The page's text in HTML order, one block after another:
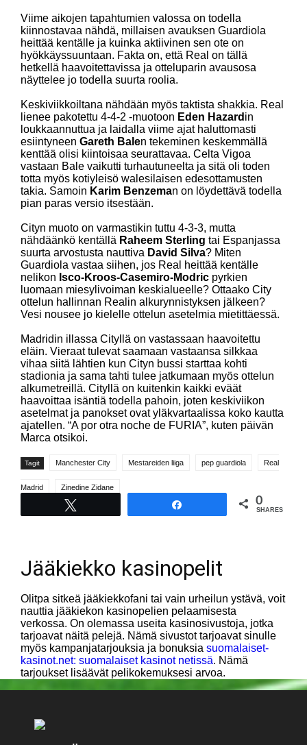
Viime aikojen tapahtumien valossa on todella
kiinnostavaa nähdä, millaisen avauksen Guardiola
heittää kentälle ja kuinka aktiivinen sen ote on
hyökkäyssuuntaan. Fakta on, että Real on tällä
hetkellä haavoitettavissa ja otteluparin avausosa
näyttelee jo todella suurta roolia.
Keskiviikkoiltana nähdään myös taktista shakkia. Real
lienee pakotettu 4-4-2 -muotoon Eden Hazard in
loukkaannuttua ja laidalla viime ajat haluttomasti
esiintyneen Gareth Balen tekeminen keskemmällä
kenttää olisi kiintoisaa seurattavaa. Celta Vigoa
vastaan Bale vaikutti turhautuneelta ja sitä oli toden
totta myös kotiyleisö walesilaisen edesottamusten
takia. Samoin Karim Benzeman on löydettävä todella
pian paras versio itsestään.
Cityn muoto on varmastikin tuttu 4-3-3, mutta
nähdäänkö kentällä Raheem Sterling tai Espanjassa
suurta arvostusta nauttiva David Silva? Miten
Guardiola vastaa siihen, jos Real heittää kentälle
nelikon Isco-Kroos-Casemiro-Modric pyrkien
luomaan miesylivoiman keskialueelle? Ottaako City
ottelun hallinnan Realin alkurynnistyksen jälkeen?
Vesi nousee jo kielelle ottelun asetelmia mietittäessä.
Madridin illassa Cityllä on vastassaan haavoitettu
eläin. Vieraat tulevat saamaan vastaansa silkkaa
vihaa siitä lähtien kun Cityn bussi starttaa kohti
stadionia ja sama tahti tulee jatkumaan myös ottelun
alkumetreillä. Cityllä on kuitenkin kaikki eväät
haavoittaa isäntiä todella pahoin, joten keskiviikon
asetelmat ja panokset ovat yläkvartaalissa koko kautta
ajatellen. “A por otra noche de FURIA”, kuten päivän
Marca otsikoi.
Tagit Manchester City Mestareiden liiga pep guardiola Real
Madrid Zinedine Zidane
0
SHARES
Jääkiekko kasinopelit
Olitpa sitkeä jääkiekkofani tai vain urheilun ystävä, voit
nauttia jääkiekon kasinopelien pelaamisesta
verkossa. On olemassa useita kasinosivustoja, jotka
tarjoavat näitä pelejä. Nämä sivustot tarjoavat sinulle
myös kampanjatarjouksia ja bonuksia suomalaiset-
kasinot.net: suomalaiset kasinot netissä. Nämä
tarjoukset lisäävät pelikokemuksesi arvoa.